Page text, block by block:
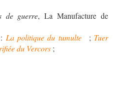
de guerre, La Manufacture de
La politique du tumulte ; Tuer
du Vercors ;